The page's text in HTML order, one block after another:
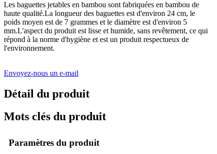
Les baguettes jetables en bambou sont fabriquées en bambou de
haute qualité.La longueur des baguettes est d'environ 24 cm, le
poids moyen est de 7 grammes et le diamètre est d'environ 5
mm.L'aspect du produit est lisse et humide, sans revêtement, ce qui
répond à la norme d'hygiène et est un produit respectueux de
l'environnement.
Envoyez-nous un e-mail
Détail du produit
Mots clés du produit
Paramètres du produit